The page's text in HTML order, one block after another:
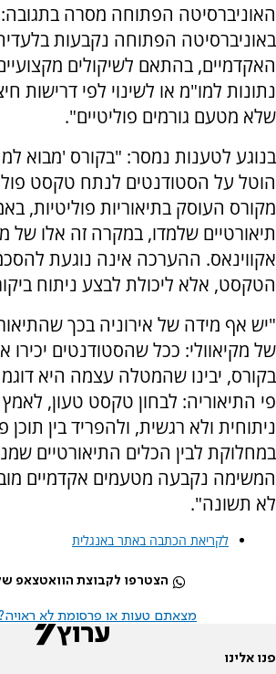
האוניברסיטה הפתוחה מסרה
באוניברסיטה הפתוחה נקבעות
האקדמיים, בהתאם לשיקולים
נתונות למו"מ או לשינוי לפי דרישות
שלא מטעם גורמים פוליטיים".
בנוגע לטענות נמסר: "בקורס 'מבוא
הוטל על הסטודנטים לנתח טקסט
מקורס העוסק בתיאוריות פוליטיות,
תיאורטיים שלמדו, במקרה זה אלו של
אקווינאס. ההערכה אינה נוגעת
הטקסט, אלא ליכולת לבצע ניתוח
"יש אף מידה של אירוניה בכך
של מקיאוולי: ככל שהסטודנטים יכירו
בקורס, יבינו שהמטלה עצמה היא
פי התיאוריה: לבחון טקסט טעון,
ניתוחית ולא רגשית, ולהפריד בין תוכן
במחלוקת לבין הכלים התיאורטיים
המשימה נקבעה מטעמים אקדמיים
לא תשונה".
לקריאת הכתבה באתר באנגלית
הצטרפו לקבוצת הוואטצאפ של
מצאתם טעות או פרסומת לא ראויה?
פנו אלינו